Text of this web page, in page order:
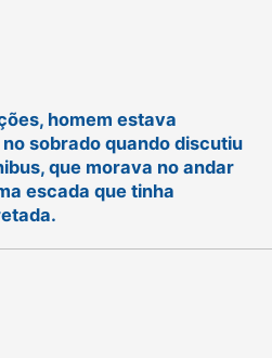
homem estava
sobrado quando discutiu
que morava no andar
escada que tinha